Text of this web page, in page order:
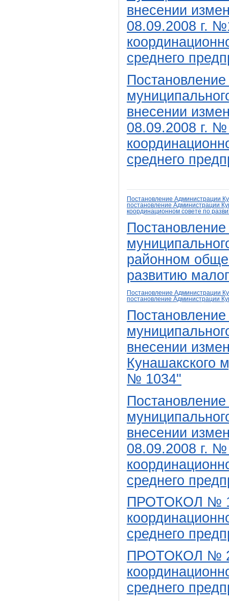
внесении
08.09.2008 г.
среднего
внесении
08.09.2008 г.
среднего
Постановление Администрации
постановление Администрации
координационном совете по
районном
развитию
Постановление Администрации
постановление Администрации
внесении
Кунашакского
№ 1034"
внесении
08.09.2008 г.
среднего
ПРОТОКОЛ № 1
среднего
ПРОТОКОЛ № 2
среднего